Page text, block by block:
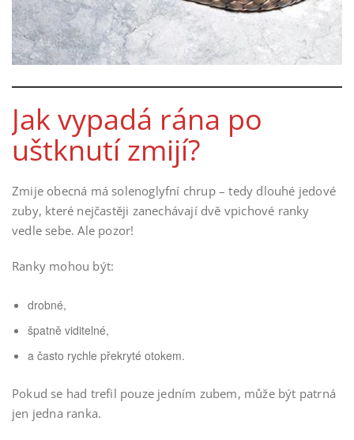
Jak vypadá rána po
uštknutí zmijí?
Zmije obecná má solenoglyfní chrup – tedy dlouhé jedové
zuby, které nejčastěji zanechávají dvě vpichové ranky
vedle sebe. Ale pozor!
Ranky mohou být:
drobné,
špatně viditelné,
a často rychle překryté otokem.
Pokud se had trefil pouze jedním zubem, může být patrná
jen jedna ranka.